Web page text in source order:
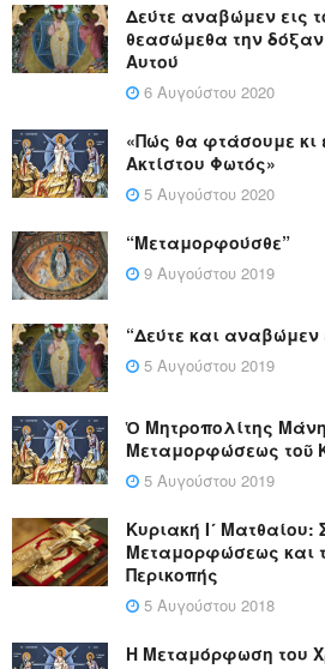
Δεύτε αναβώμεν εις
θεασώμεθα την
Αυτού
6 Αυγούστου 2020
«Πώς θα φτάσουμε κι
Ακτίστου Φωτός»
5 Αυγούστου 2020
“Μεταμορφούσθε”
9 Αυγούστου 2019
“Δεύτε και αναβώμεν
5 Αυγούστου 2019
Ὁ Μητροπολίτης
Μεταμορφώσεως τοῦ
5 Αυγούστου 2019
Κυριακή Ι´ Ματθαίου:
Μεταμορφώσεως και
Περικοπής
5 Αυγούστου 2018
Η Μεταμόρφωση του